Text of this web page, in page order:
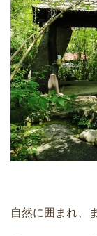
自然に囲まれ、